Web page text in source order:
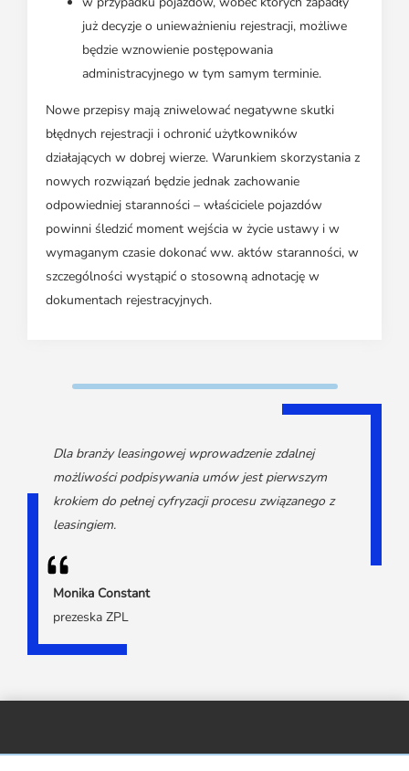
już decyzje o unieważnieniu rejestracji, możliwe
będzie wznowienie postępowania
administracyjnego w tym samym terminie.
Nowe przepisy mają zniwelować negatywne skutki
błędnych rejestracji i ochronić użytkowników
działających w dobrej wierze. Warunkiem skorzystania z
nowych rozwiązań będzie jednak zachowanie
odpowiedniej staranności – właściciele pojazdów
powinni śledzić moment wejścia w życie ustawy i w
wymaganym czasie dokonać ww. aktów staranności, w
szczególności wystąpić o stosowną adnotację w
dokumentach rejestracyjnych.
Dla branży leasingowej wprowadzenie zdalnej
możliwości podpisywania umów jest pierwszym
krokiem do pełnej cyfryzacji procesu związanego z
leasingiem.
Monika Constant
prezeska ZPL